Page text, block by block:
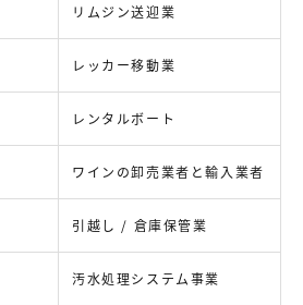
リムジン送迎業
レッカー移動業
レンタルボート
ワインの卸売業者と輸入業者
引越し / 倉庫保管業
汚水処理システム事業